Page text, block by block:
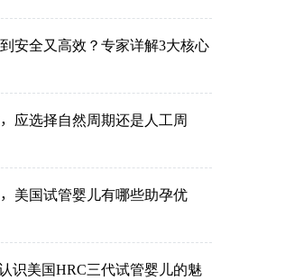
安全又高效？专家详解3大核心
应选择自然周期还是人工周
美国试管婴儿有哪些助孕优
识美国HRC三代试管婴儿的魅